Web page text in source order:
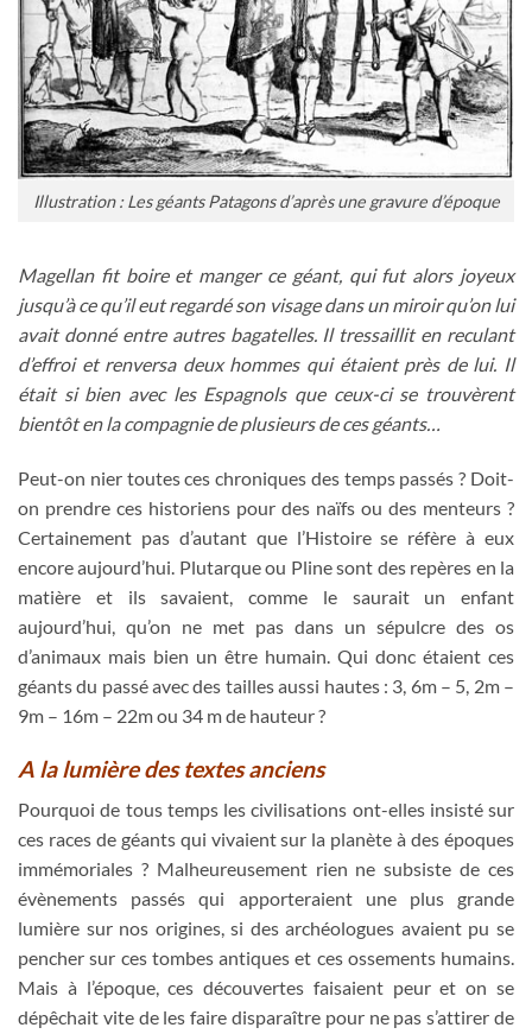
Illustration : Les géants Patagons d’après une gravure d’époque
Magellan fit boire et manger ce géant, qui fut alors joyeux
jusqu’à ce qu’il eut regardé son visage dans un miroir qu’on lui
avait donné entre autres bagatelles. Il tressaillit en reculant
d’effroi et renversa deux hommes qui étaient près de lui. Il
était si bien avec les Espagnols que ceux-ci se trouvèrent
bientôt en la compagnie de plusieurs de ces géants…
Peut-on nier toutes ces chroniques des temps passés ? Doit-
on prendre ces historiens pour des naïfs ou des menteurs ?
Certainement pas d’autant que l’Histoire se réfère à eux
encore aujourd’hui. Plutarque ou Pline sont des repères en la
matière et ils savaient, comme le saurait un enfant
aujourd’hui, qu’on ne met pas dans un sépulcre des os
d’animaux mais bien un être humain. Qui donc étaient ces
géants du passé avec des tailles aussi hautes : 3, 6m – 5, 2m –
9m – 16m – 22m ou 34 m de hauteur ?
A la lumière des textes anciens
Pourquoi de tous temps les civilisations ont-elles insisté sur
ces races de géants qui vivaient sur la planète à des époques
immémoriales ? Malheureusement rien ne subsiste de ces
évènements passés qui apporteraient une plus grande
lumière sur nos origines, si des archéologues avaient pu se
pencher sur ces tombes antiques et ces ossements humains.
Mais à l’époque, ces découvertes faisaient peur et on se
dépêchait vite de les faire disparaître pour ne pas s’attirer de